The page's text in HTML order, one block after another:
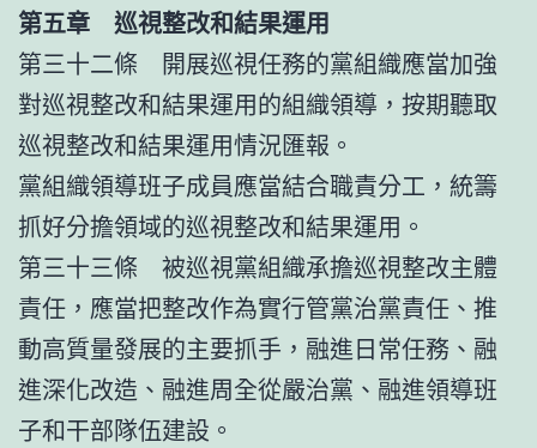
第五章 巡視整改和結果運用
第三十二條 開展巡視任務的黨組織應當加強
對巡視整改和結果運用的組織領導，按期聽取
巡視整改和結果運用情況匯報。
黨組織領導班子成員應當結合職責分工，統籌
抓好分擔領域的巡視整改和結果運用。
第三十三條 被巡視黨組織承擔巡視整改主體
責任，應當把整改作為實行管黨治黨責任、推
動高質量發展的主要抓手，融進日常任務、融
進深化改造、融進周全從嚴治黨、融進領導班
子和干部隊伍建設。